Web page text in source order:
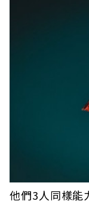
他們3人同樣能